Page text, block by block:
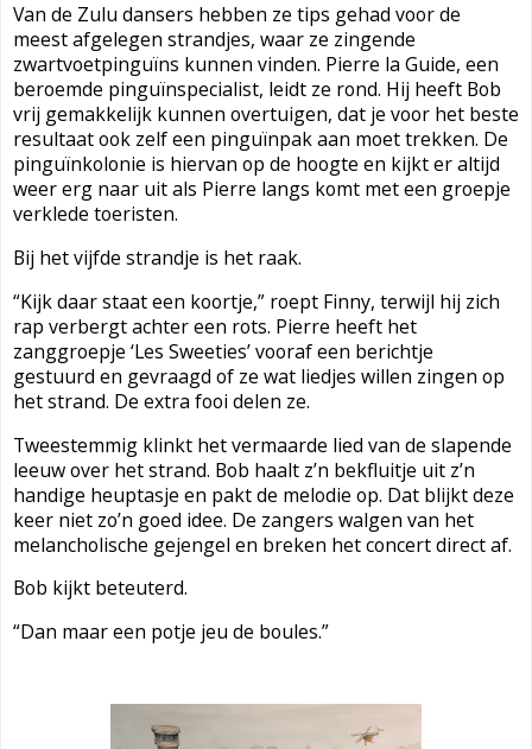
Van de Zulu dansers hebben ze tips gehad voor de
meest afgelegen strandjes, waar ze zingende
zwartvoetpinguïns kunnen vinden. Pierre la Guide, een
beroemde pinguïnspecialist, leidt ze rond. Hij heeft Bob
vrij gemakkelijk kunnen overtuigen, dat je voor het beste
resultaat ook zelf een pinguïnpak aan moet trekken. De
pinguïnkolonie is hiervan op de hoogte en kijkt er altijd
weer erg naar uit als Pierre langs komt met een groepje
verklede toeristen.
Bij het vijfde strandje is het raak.
“Kijk daar staat een koortje,” roept Finny, terwijl hij zich
rap verbergt achter een rots. Pierre heeft het
zanggroepje ‘Les Sweeties’ vooraf een berichtje
gestuurd en gevraagd of ze wat liedjes willen zingen op
het strand. De extra fooi delen ze.
Tweestemmig klinkt het vermaarde lied van de slapende
leeuw over het strand. Bob haalt z’n bekfluitje uit z’n
handige heuptasje en pakt de melodie op. Dat blijkt deze
keer niet zo’n goed idee. De zangers walgen van het
melancholische gejengel en breken het concert direct af.
Bob kijkt beteuterd.
“Dan maar een potje jeu de boules.”